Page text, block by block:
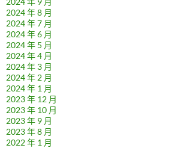
2024 年 8 月
2024 年 7 月
2024 年 6 月
2024 年 5 月
2024 年 4 月
2024 年 3 月
2024 年 2 月
2024 年 1 月
2023 年 12 月
2023 年 10 月
2023 年 9 月
2023 年 8 月
2022 年 1 月